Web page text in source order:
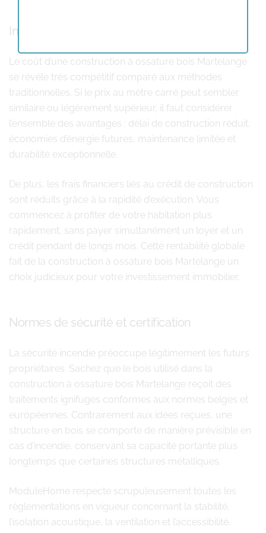
Investissement et rapport qualité-prix
Le coût d’une construction à ossature bois Martelange
se révèle très compétitif comparé aux méthodes
traditionnelles. Si le prix au mètre carré peut sembler
similaire ou légèrement supérieur, il faut considérer
l’ensemble des avantages : délai de construction réduit,
économies d’énergie futures, maintenance limitée et
durabilité exceptionnelle.
De plus, les frais financiers liés au crédit de construction
sont réduits grâce à la rapidité d’exécution. Vous
commencez à profiter de votre habitation plus
rapidement, sans payer simultanément un loyer et un
crédit pendant de longs mois. Cette rentabilité globale
fait de la construction à ossature bois Martelange un
choix judicieux pour votre investissement immobilier.
Normes de sécurité et certification
La sécurité incendie préoccupe légitimement les futurs
propriétaires. Sachez que le bois utilisé dans la
construction à ossature bois Martelange reçoit des
traitements ignifuges conformes aux normes belges et
européennes. Contrairement aux idées reçues, une
structure en bois se comporte de manière prévisible en
cas d’incendie, conservant sa capacité portante plus
longtemps que certaines structures métalliques.
ModuleHome respecte scrupuleusement toutes les
réglementations en vigueur concernant la stabilité,
l’isolation acoustique, la ventilation et l’accessibilité.